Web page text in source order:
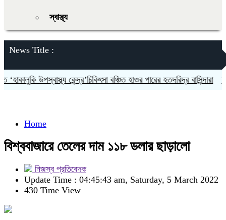
স্বাস্থ্য
News Title :
উপস্বাস্থ্য কেন্দ্র’চিকিৎসা বঞ্চিত হাওর পারের হতদরিদ্র বাসিন্দারা দলকে
Home
বিশ্ববাজারে তেলের দাম ১১৮ ডলার ছাড়ালো
নিজস্ব প্রতিবেদক
Update Time : 04:45:43 am, Saturday, 5 March 2022
430 Time View